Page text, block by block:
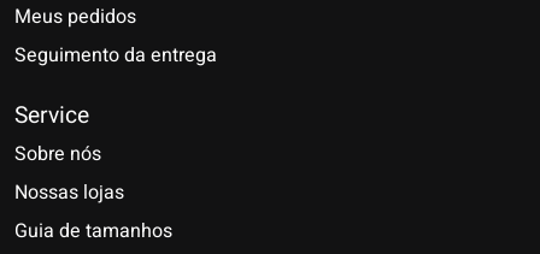
Meus pedidos
Seguimento da entrega
Service
Sobre nós
Nossas lojas
Guia de tamanhos